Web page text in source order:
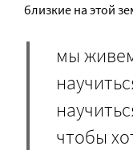
близкие на этой
мы
чтобы